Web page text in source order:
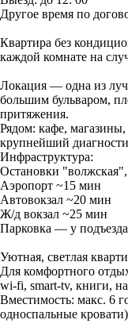
Другое время по
Квартира без
каждой комнате на
Локация — одна из
большим бульваром,
притяжения.
Рядом: кафе,
крупнейший
Инфраструктура:
Остановки
Аэропорт ~15 мин
Автовокзал ~20 мин
Ж/д вокзал ~25 мин
Парковка — у
Уютная, светлая
Для комфортного
wi-fi, smart-tv, книги,
Вместимость: макс. 6
односпальные